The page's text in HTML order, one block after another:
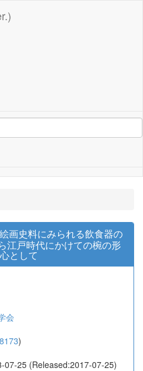
画史料にみられる飲食器の
江戸時代にかけての椀の形
として
会
)
07-25 (Released:2017-07-25)